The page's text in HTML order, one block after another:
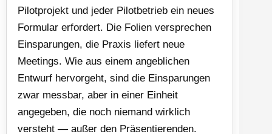
Pilotprojekt und jeder Pilotbetrieb ein neues
Formular erfordert. Die Folien versprechen
Einsparungen, die Praxis liefert neue
Meetings. Wie aus einem angeblichen
Entwurf hervorgeht, sind die Einsparungen
zwar messbar, aber in einer Einheit
angegeben, die noch niemand wirklich
versteht — außer den Präsentierenden.